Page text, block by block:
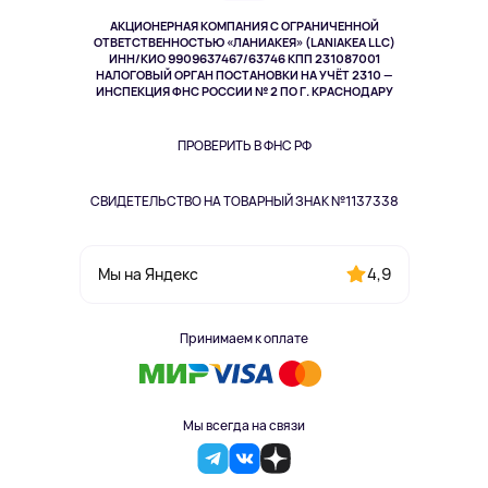
АКЦИОНЕРНАЯ КОМПАНИЯ С ОГРАНИЧЕННОЙ
ОТВЕТСТВЕННОСТЬЮ «ЛАНИАКЕЯ» (LANIAKEA LLC)
ИНН/КИО 9909637467/63746 КПП 231087001
НАЛОГОВЫЙ ОРГАН ПОСТАНОВКИ НА УЧЁТ 2310 —
ИНСПЕКЦИЯ ФНС РОССИИ № 2 ПО Г. КРАСНОДАРУ
ПРОВЕРИТЬ В ФНС РФ
СВИДЕТЕЛЬСТВО НА ТОВАРНЫЙ ЗНАК №1137338
Мы на Яндекс 4,9
Принимаем к оплате
Мы всегда на связи
Одежда и аксессуары